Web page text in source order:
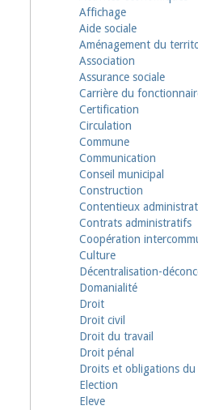
Affichage
Aide sociale
Aménagement du
Association
Assurance sociale
Carrière du
Certification
Circulation
Commune
Communication
Conseil municipal
Construction
Contentieux
Contrats administratifs
Coopération
Culture
Décentralisation-
Domanialité
Droit
Droit civil
Droit du travail
Droit pénal
Droits et obligations
Election
Eleve